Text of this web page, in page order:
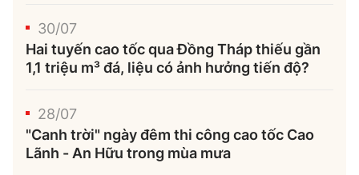
30/07
Hai tuyến cao tốc qua Đồng Tháp thiếu gần
1,1 triệu m³ đá, liệu có ảnh hưởng tiến độ?
28/07
"Canh trời" ngày đêm thi công cao tốc Cao
Lãnh - An Hữu trong mùa mưa